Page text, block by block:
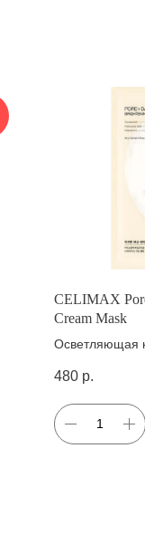
CELIMAX
Cream Mask
Осветляющая
480 р.